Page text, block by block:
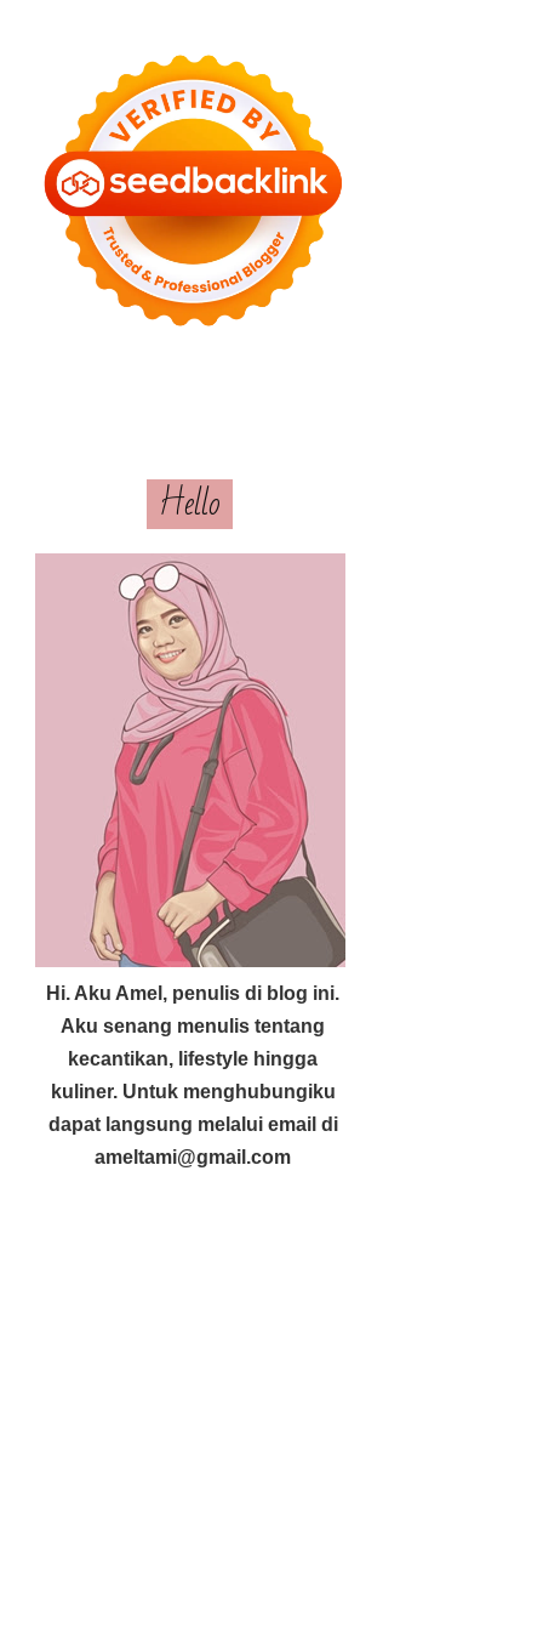
Hello
Hi. Aku Amel, penulis di blog ini.
Aku senang menulis tentang
kecantikan, lifestyle hingga
kuliner. Untuk menghubungiku
dapat langsung melalui email di
ameltami@gmail.com